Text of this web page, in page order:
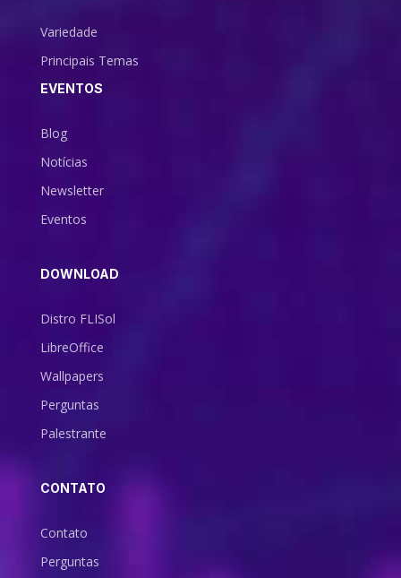
Variedade
Principais Temas
EVENTOS
Blog
Notícias
Newsletter
Eventos
DOWNLOAD
Distro FLISol
LibreOffice
Wallpapers
Perguntas
Palestrante
CONTATO
Contato
Perguntas